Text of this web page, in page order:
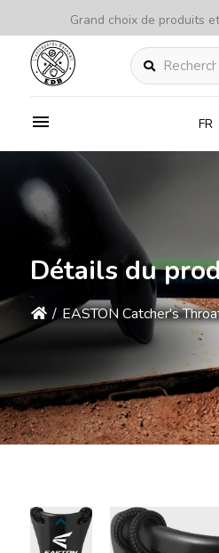
Grand choix de produits
Rechercher
FR
Détails du
/ EASTON Catcher's